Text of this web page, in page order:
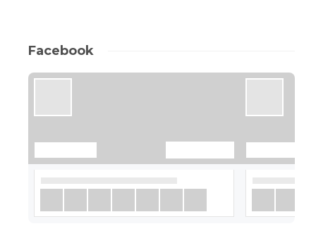
Facebook